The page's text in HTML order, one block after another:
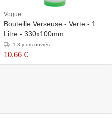
Vogue
Bouteille Verseuse - Verte - 1
Litre - 330x100mm
1-3 jours ouvrés
10,66 €